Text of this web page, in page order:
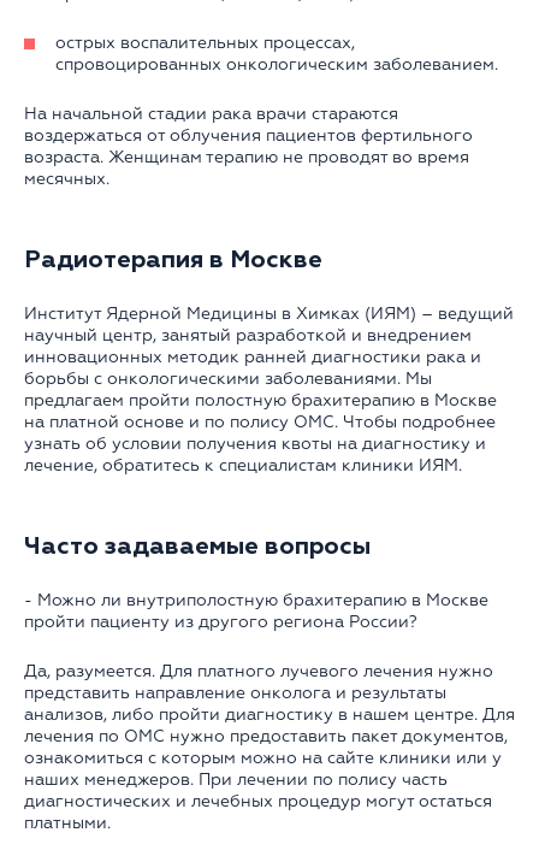
острых воспалительных процессах,
спровоцированных онкологическим заболеванием.
На начальной стадии рака врачи стараются
воздержаться от облучения пациентов фертильного
возраста. Женщинам терапию не проводят во время
месячных.
Радиотерапия в Москве
Институт Ядерной Медицины в Химках (ИЯМ) – ведущий
научный центр, занятый разработкой и внедрением
инновационных методик ранней диагностики рака и
борьбы с онкологическими заболеваниями. Мы
предлагаем пройти полостную брахитерапию в Москве
на платной основе и по полису ОМС. Чтобы подробнее
узнать об условии получения квоты на диагностику и
лечение, обратитесь к специалистам клиники ИЯМ.
Часто задаваемые вопросы
- Можно ли внутриполостную брахитерапию в Москве
пройти пациенту из другого региона России?
Да, разумеется. Для платного лучевого лечения нужно
представить направление онколога и результаты
анализов, либо пройти диагностику в нашем центре. Для
лечения по ОМС нужно предоставить пакет документов,
ознакомиться с которым можно на сайте клиники или у
наших менеджеров. При лечении по полису часть
диагностических и лечебных процедур могут остаться
платными.